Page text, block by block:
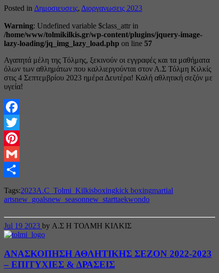
Posted in Δημοσιευσεις, Διοργανωσεις 2023
Warning: Undefined variable $class_attr in
/home/www/tolmikilkis.gr/wp-content/plugins/jquery-image-
lazy-loading/jq_img_lazy_load.php on line 57
Αγαπητά μέλη της Τόλμης, ξεκινούν οι εγγραφές και τα μαθήματα
όλων των αθλημάτων που καλλιεργούνται στον Α.Σ Τόλμη Κιλκίς
στις 4 Σεπτεμβρίου 2023 ημέρα Δευτέρα! Καλή αθλητική σεζόν με
υγεία!
Facebook
Twitter
Pinterest
Gmail
Tags:2023A.C_Tolmi_Kilkisboxingkick boxingmartial
artsnew_goalsnew_seasonnew_starttaekwondo
Jul 19 2023 by Α.Σ Η ΤΟΛΜΗ ΚΙΛΚΙΣ
ΑΝΑΣΚΟΠΗΣΗ ΑΘΛΗΤΙΚΗΣ ΣΕΖΟΝ 2022-2023
– ΕΠΙΤΥΧΙΕΣ & ΔΡΑΣΕΙΣ